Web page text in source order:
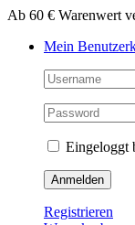
Zum
springen
Ab 60 € Warenwert
Mein
Eingeloggt
Registrieren